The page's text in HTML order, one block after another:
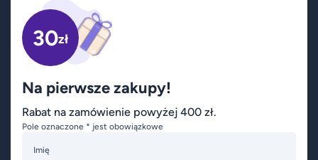
30zł
Na pierwsze zakupy!
Rabat na zamówienie powyżej 400 zł.
Pole oznaczone * jest obowiązkowe
Imię